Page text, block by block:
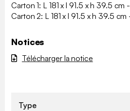
Carton 1: L 181 x l 91.5 x h 39.5 cm
Carton 2: L 181 x l 91.5 x h 39.5 cm
Notices
Télécharger la notice
Type